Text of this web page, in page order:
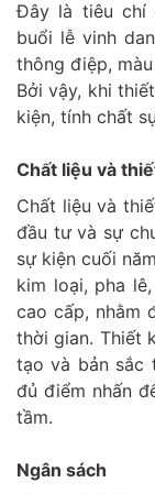
Đây là tiêu chí
buổi lễ vinh
thông điệp,
Bởi vậy, khi
kiện, tính chất
Chất liệu và
Chất liệu và
đầu tư và sự
sự kiện cuối
kim loại, pha
cao cấp, nhằm
thời gian. Thiết
tạo và bản sắc
đủ điểm nhấn
tầm.
Ngân sách